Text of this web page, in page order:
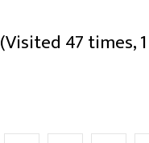
(Visited 47 times,